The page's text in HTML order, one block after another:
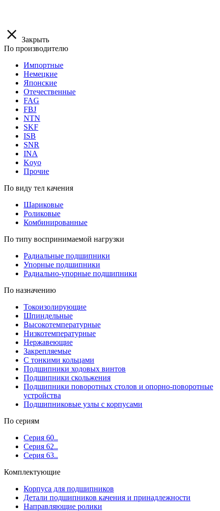
Закрыть
По производителю
Импортные
Немецкие
Японские
Отечественные
FAG
FBJ
NTN
SKF
ISB
SNR
INA
Koyo
Прочие
По виду тел качения
Шариковые
Роликовые
Комбинированные
По типу воспринимаемой нагрузки
Радиальные подшипники
Упорные подшипники
Радиально-упорные подшипники
По назначению
Токоизолирующие
Шпиндельные
Высокотемпературные
Низкотемпературные
Нержавеющие
Закрепляемые
С тонкими кольцами
Подшипники ходовых винтов
Подшипники скольжения
Подшипники поворотных столов и опорно-поворотные
устройства
Подшипниковые узлы с корпусами
По сериям
Серия 60..
Серия 62..
Серия 63..
Комплектующие
Корпуса для подшипников
Детали подшипников качения и принадлежности
Направляющие ролики